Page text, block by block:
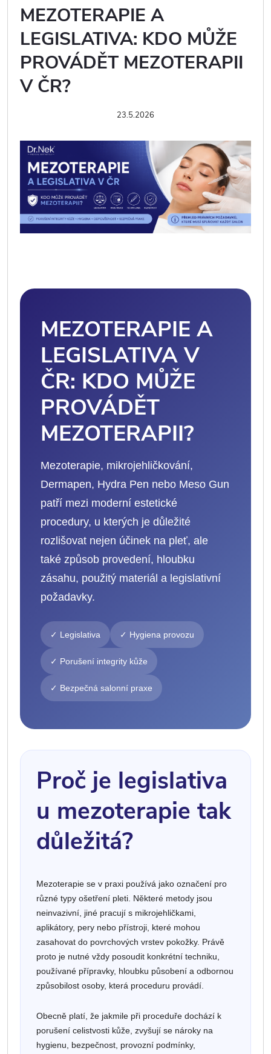
MEZOTERAPIE A
LEGISLATIVA: KDO MŮŽE
PROVÁDĚT MEZOTERAPII
V ČR?
23.5.2026
MEZOTERAPIE A
LEGISLATIVA V
ČR: KDO MŮŽE
PROVÁDĚT
MEZOTERAPII?
Mezoterapie, mikrojehličkování,
Dermapen, Hydra Pen nebo Meso Gun
patří mezi moderní estetické
procedury, u kterých je důležité
rozlišovat nejen účinek na pleť, ale
také způsob provedení, hloubku
zásahu, použitý materiál a legislativní
požadavky.
✓ Legislativa ✓ Hygiena provozu
✓ Porušení integrity kůže
✓ Bezpečná salonní praxe
Proč je legislativa
u mezoterapie tak
důležitá?
Mezoterapie se v praxi používá jako označení pro
různé typy ošetření pleti. Některé metody jsou
neinvazivní, jiné pracují s mikrojehličkami,
aplikátory, pery nebo přístroji, které mohou
zasahovat do povrchových vrstev pokožky. Právě
proto je nutné vždy posoudit konkrétní techniku,
používané přípravky, hloubku působení a odbornou
způsobilost osoby, která proceduru provádí.
Obecně platí, že jakmile při proceduře dochází k
porušení celistvosti kůže, zvyšují se nároky na
hygienu, bezpečnost, provozní podmínky,